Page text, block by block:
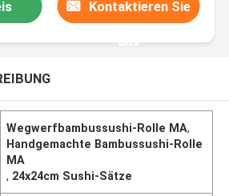
Kontaktieren Sie
uns
Wegwerfbambussushi-Rolle MA,
Handgemachte Bambussushi-Rolle
MA
, 24x24cm Sushi-Sätze